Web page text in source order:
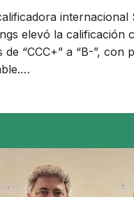
internacional
elevó la calificación
de “CCC+” a “B-”, con